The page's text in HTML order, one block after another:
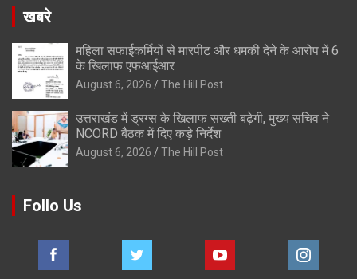
खबरे
महिला सफाईकर्मियों से मारपीट और धमकी देने के आरोप में 6
के खिलाफ एफआईआर
August 6, 2026 The Hill Post
उत्तराखंड में ड्रग्स के खिलाफ सख्ती बढ़ेगी, मुख्य सचिव ने
NCORD बैठक में दिए कड़े निर्देश
August 6, 2026 The Hill Post
Follo Us